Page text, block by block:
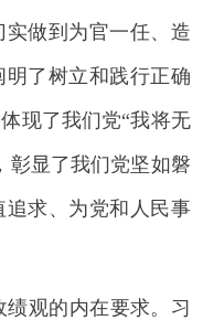
做到为官一任、造
了树立和践行正确
现了我们党“我将无
彰显了我们党坚如磐
求、为党和人民事
观的内在要求。习